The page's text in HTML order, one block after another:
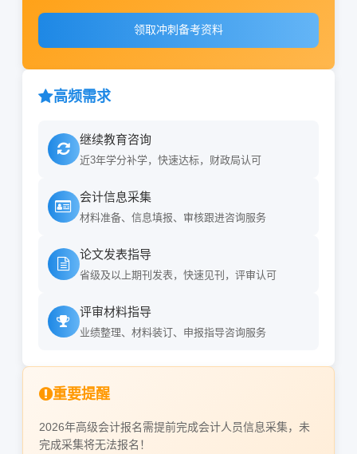
领取冲刺备考资料
高频需求
继续教育咨询
近3年学分补学，快速达标，财政局认可
会计信息采集
材料准备、信息填报、审核跟进咨询服务
论文发表指导
省级及以上期刊发表，快速见刊，评审认可
评审材料指导
业绩整理、材料装订、申报指导咨询服务
重要提醒
2026年高级会计报名需提前完成会计人员信息采集，未
完成采集将无法报名！